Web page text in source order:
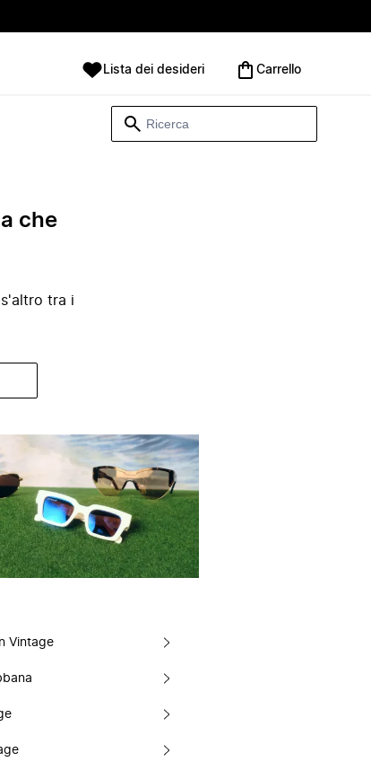
Lista dei desideri Carrello
che
tra i
Vintage